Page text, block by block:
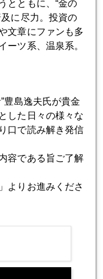
を買う人たち
とともに、“金の
に尽力。投資の
文章にファンも多
ーツ系、温泉系。
豊島逸夫氏が貴金
した日々の様々な
口で読み解き発信
容である旨ご了解
よりお進みくださ